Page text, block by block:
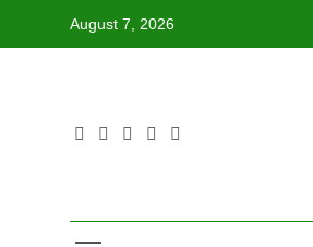
August 7, 2026